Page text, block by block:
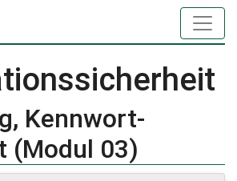
Kennwort-
(Modul 03)